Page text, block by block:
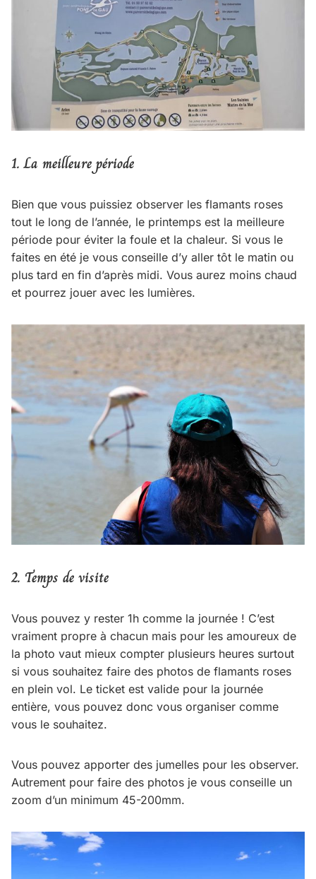
1.La meilleure période
Bien que vous puissiez observer les flamants roses
tout le long de l’année, le printemps est la meilleure
période pour éviter la foule et la chaleur. Si vous le
faites en été je vous conseille d’y aller tôt le matin ou
plus tard en fin d’après midi. Vous aurez moins chaud
et pourrez jouer avec les lumières.
2. Temps de visite
Vous pouvez y rester 1h comme la journée ! C’est
vraiment propre à chacun mais pour les amoureux de
la photo vaut mieux compter plusieurs heures surtout
si vous souhaitez faire des photos de flamants roses
en plein vol. Le ticket est valide pour la journée
entière, vous pouvez donc vous organiser comme
vous le souhaitez.
Vous pouvez apporter des jumelles pour les observer.
Autrement pour faire des photos je vous conseille un
zoom d’un minimum 45-200mm.